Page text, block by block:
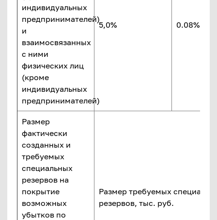
индивидуальных
предпринимателей)
и
взаимосвязанных
с ними
физических лиц
(кроме
индивидуальных
предпринимателей)
5,0% 0.08% НК
Размер
фактически
созданных и
требуемых
специальных
резервов на
покрытие
возможных
убытков по
Размер требуемых
резервов, тыс. руб.